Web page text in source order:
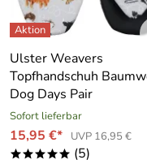
Ulster Weavers
Topfhandschuh
Dog Days Pair
Sofort lieferbar
15,95 €* UVP 16,95 €
***** (5)